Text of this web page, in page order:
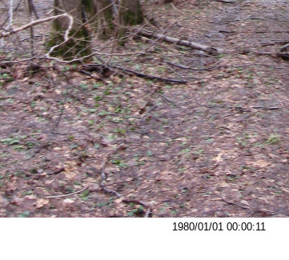
1980/01/01 00:00:11